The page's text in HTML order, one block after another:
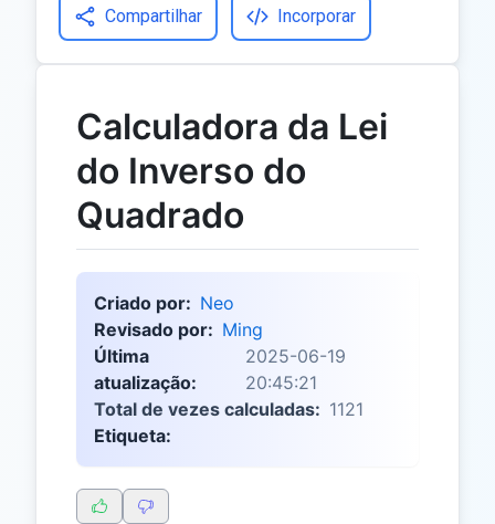
Compartilhar Incorporar
Calculadora da Lei
do Inverso do
Quadrado
Criado por: Neo
Revisado por: Ming
Última
atualização:
2025-06-19
20:45:21
Total de vezes calculadas: 1121
Etiqueta: